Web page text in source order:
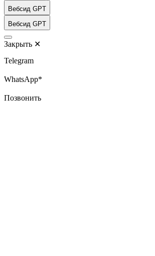
Вебсид GPT
Вебсид GPT
Закрыть ✕
Telegram
WhatsApp*
Позвонить